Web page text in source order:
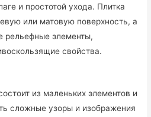
и простотой ухода. Плитка
или матовую поверхность, а
рельефные элементы,
свойства.
из маленьких элементов и
сложные узоры и изображения